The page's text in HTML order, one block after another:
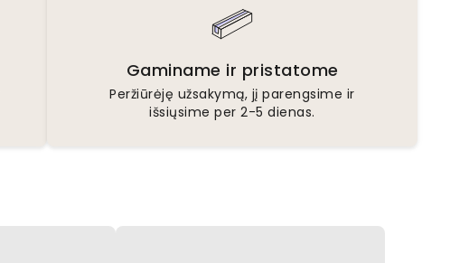
Gaminame ir pristatome
Peržiūrėję užsakymą, jį parengsime ir
išsiųsime per 2-5 dienas.